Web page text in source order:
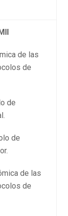
de las
de
de
de
de las
de